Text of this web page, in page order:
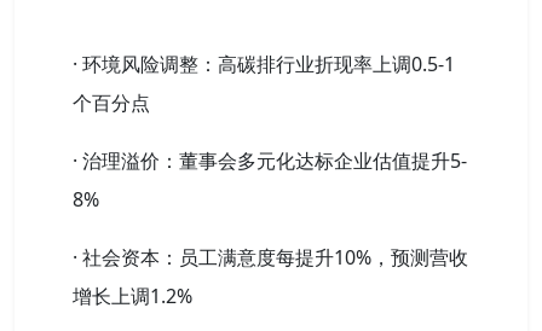
· 环境风险调整：高碳排行业折现率上调0.5-1
个百分点
· 治理溢价：董事会多元化达标企业估值提升5-
8%
· 社会资本：员工满意度每提升10%，预测营收
增长上调1.2%